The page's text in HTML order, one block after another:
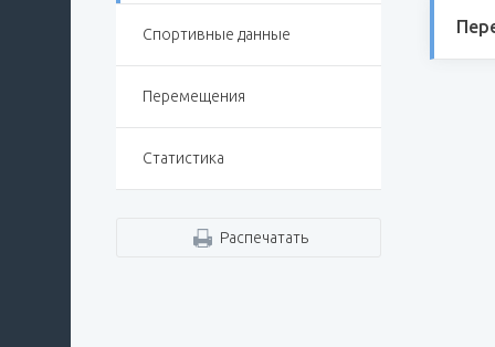
Спортивные данные
Перемещения
Статистика
Распечатать